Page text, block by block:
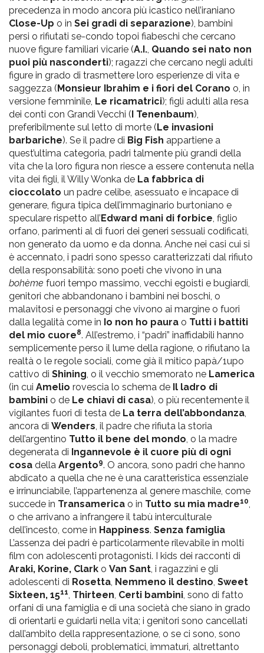
precedenza in modo ancora più icastico nell’iraniano
Close-Up o in Sei gradi di separazione), bambini
persi o rifiutati se-condo topoi fiabeschi che cercano
nuove figure familiari vicarie (A.I., Quando sei nato non
puoi più nasconderti); ragazzi che cercano negli adulti
figure in grado di trasmettere loro esperienze di vita e
saggezza (Monsieur Ibrahim e i fiori del Corano o, in
versione femminile, Le ricamatrici); figli adulti alla resa
dei conti con Grandi Vecchi (I Tenenbaum),
preferibilmente sul letto di morte (Le invasioni
barbariche). Se il padre di Big Fish appartiene a
quest’ultima categoria, padri talmente più grandi della
vita che la loro figura non riesce a essere contenuta nella
vita dei figli, il Willy Wonka de La fabbrica di
cioccolato un padre celibe, asessuato e incapace di
generare, figura tipica dell’immaginario burtoniano e
speculare rispetto all’Edward mani di forbice, figlio
orfano, parimenti al di fuori dei generi sessuali codificati,
non generato da uomo e da donna. Anche nei casi cui si
è accennato, i padri sono spesso caratterizzati dal rifiuto
della responsabilità: sono poeti che vivono in una
bohème fuori tempo massimo, vecchi egoisti e bugiardi,
genitori che abbandonano i bambini nei boschi, o
malavitosi e personaggi che vivono ai margine o fuori
dalla legalità come in Io non ho paura o Tutti i battiti
del mio cuore8. All’estremo, i “padri” inaffidabili hanno
semplicemente perso il lume della ragione, o rifiutano la
realtà o le regole sociali, come già il mitico papà/1upo
cattivo di Shining, o il vecchio smemorato ne Lamerica
(in cui Amelio rovescia lo schema de Il ladro di
bambini o de Le chiavi di casa), o più recentemente il
vigilantes fuori di testa de La terra dell’abbondanza,
ancora di Wenders, il padre che rifiuta la storia
dell’argentino Tutto il bene del mondo, o la madre
degenerata di Ingannevole è il cuore più di ogni
cosa della Argento9. O ancora, sono padri che hanno
abdicato a quella che ne è una caratteristica essenziale
e irrinunciabile, l’appartenenza al genere maschile, come
succede in Transamerica o in Tutto su mia madre10,
o che arrivano a infrangere il tabù interculturale
dell’incesto, come in Happiness. Senza famiglia
L’assenza dei padri è particolarmente rilevabile in molti
film con adolescenti protagonisti. I kids dei racconti di
Araki, Korine, Clark o Van Sant, i ragazzini e gli
adolescenti di Rosetta, Nemmeno il destino, Sweet
Sixteen, 1511, Thirteen, Certi bambini, sono di fatto
orfani di una famiglia e di una società che siano in grado
di orientarli e guidarli nella vita; i genitori sono cancellati
dall’ambito della rappresentazione, o se ci sono, sono
personaggi deboli, problematici, immaturi, altrettanto